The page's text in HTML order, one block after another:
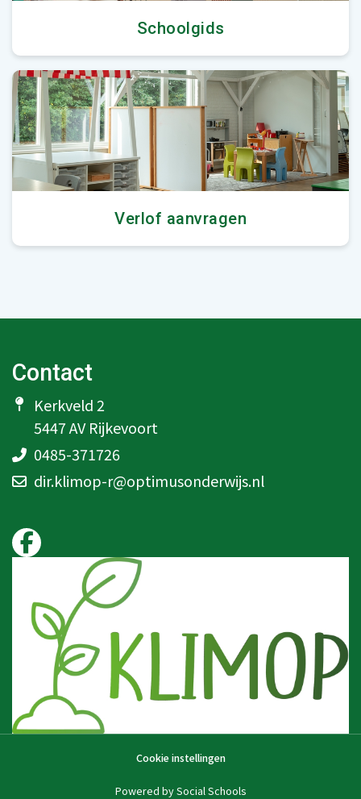
Schoolgids
Verlof aanvragen
Contact
Kerkveld 2
5447 AV Rijkevoort
0485-371726
dir.klimop-r@optimusonderwijs.nl
Cookie instellingen
Powered bySocial Schools